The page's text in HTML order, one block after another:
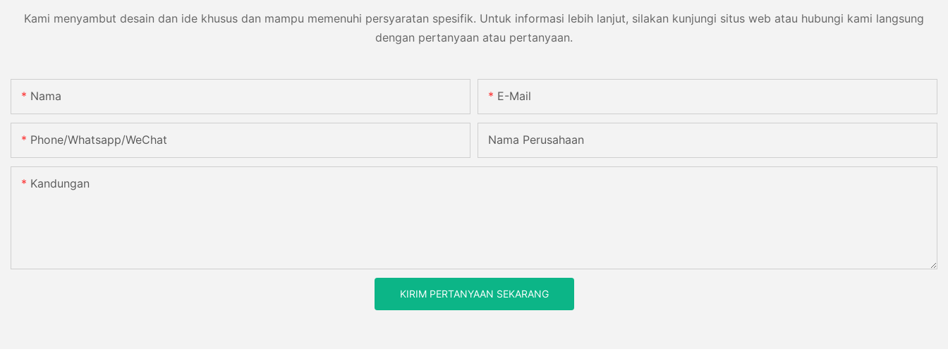
Kami menyambut desain dan ide khusus dan mampu memenuhi persyaratan spesifik. Untuk informasi lebih lanjut, silakan kunjungi situs web atau hubungi kami langsung
dengan pertanyaan atau pertanyaan.
Nama E-Mail
Phone/Whatsapp/WeChat Nama Perusahaan
Kandungan
KIRIM PERTANYAAN SEKARANG